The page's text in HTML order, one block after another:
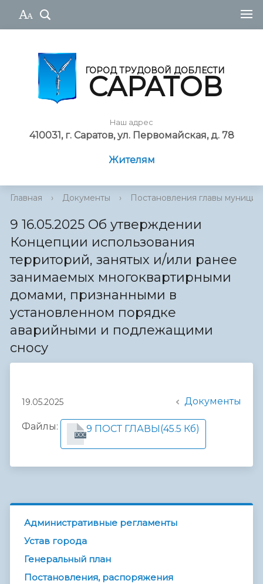
ГОРОД ТРУДОВОЙ ДОБЛЕСТИ
САРАТОВ
Наш адрес
410031, г. Саратов, ул. Первомайская, д. 78
Жителям
Главная › Документы › Постановления главы
9 16.05.2025 Об утверждении
Концепции использования
территорий, занятых и/или ранее
занимаемых многоквартирными
домами, признанными в
установленном порядке
аварийными и подлежащими
сносу
19.05.2025 Документы
Файлы:
DOC
9 ПОСТ ГЛАВЫ(45.5 Кб)
Административные регламенты
Устав города
Генеральный план
Постановления, распоряжения